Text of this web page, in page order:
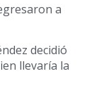
a
decidió
llevaría la